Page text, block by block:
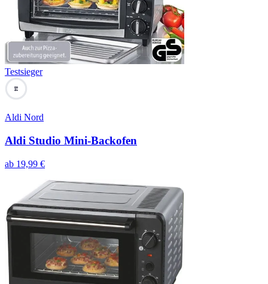
Testsieger
84
Aldi Nord
Aldi Studio Mini-Backofen
ab 19,99 €